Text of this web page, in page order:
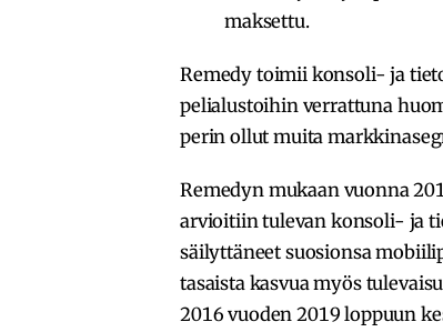
maksettu.
Remedy toimii konsoli- ja
pelialustoihin verrattuna
perin ollut muita
Remedyn mukaan vuonna
arvioitiin tulevan konsoli- ja
säilyttäneet suosionsa
tasaista kasvua myös
2016 vuoden 2019 loppuun